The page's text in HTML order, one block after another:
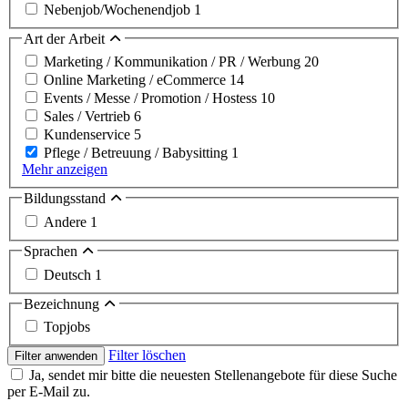
Nebenjob/Wochenendjob 1
Art der Arbeit
Marketing / Kommunikation / PR / Werbung 20
Online Marketing / eCommerce 14
Events / Messe / Promotion / Hostess 10
Sales / Vertrieb 6
Kundenservice 5
Pflege / Betreuung / Babysitting 1
Mehr anzeigen
Bildungsstand
Andere 1
Sprachen
Deutsch 1
Bezeichnung
Topjobs
Filter anwenden
Filter löschen
Ja, sendet mir bitte die neuesten Stellenangebote für diese Suche
per E-Mail zu.